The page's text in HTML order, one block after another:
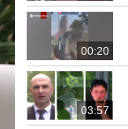
00:20
03:57